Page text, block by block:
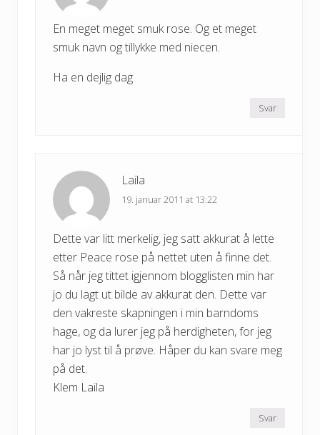
En meget meget smuk rose. Og et meget
smuk navn og tillykke med niecen.
Ha en dejlig dag
Svar
Laila
19. januar 2011 at 13:22
Dette var litt merkelig, jeg satt akkurat å lette
etter Peace rose på nettet uten å finne det.
Så når jeg tittet igjennom blogglisten min har
jo du lagt ut bilde av akkurat den. Dette var
den vakreste skapningen i min barndoms
hage, og da lurer jeg på herdigheten, for jeg
har jo lyst til å prøve. Håper du kan svare meg
på det.
Klem Laila
Svar